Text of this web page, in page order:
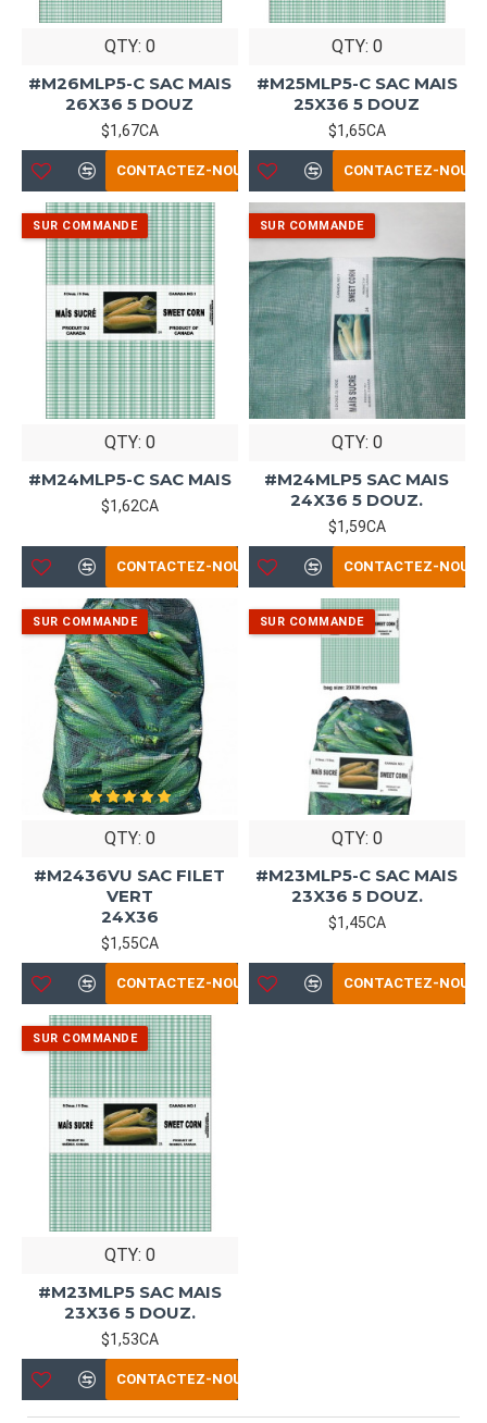
QTY: 0
#M26MLP5-C SAC MAIS
26X36 5 DOUZ
$1,67CA
CONTACTEZ-NOUS
QTY: 0
#M25MLP5-C SAC MAIS
25X36 5 DOUZ
$1,65CA
CONTACTEZ-NOUS
QTY: 0
#M24MLP5-C SAC MAIS
$1,62CA
CONTACTEZ-NOUS
QTY: 0
#M24MLP5 SAC MAIS
24X36 5 DOUZ.
$1,59CA
CONTACTEZ-NOUS
QTY: 0
#M2436VU SAC FILET
VERT
24X36
$1,55CA
CONTACTEZ-NOUS
QTY: 0
#M23MLP5-C SAC MAIS
23X36 5 DOUZ.
$1,45CA
CONTACTEZ-NOUS
QTY: 0
#M23MLP5 SAC MAIS
23X36 5 DOUZ.
$1,53CA
CONTACTEZ-NOUS